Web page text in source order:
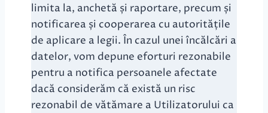
limita la, anchetă și raportare, precum și
notificarea și cooperarea cu autoritățile
de aplicare a legii. În cazul unei încălcări a
datelor, vom depune eforturi rezonabile
pentru a notifica persoanele afectate
dacă considerăm că există un risc
rezonabil de vătămare a Utilizatorului ca